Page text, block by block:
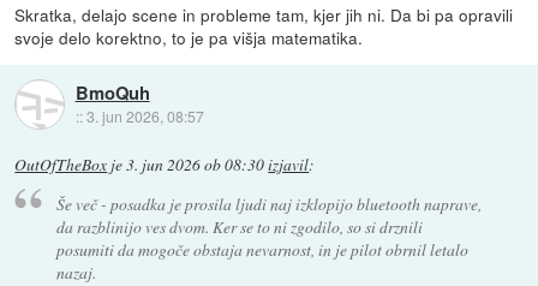
Skratka, delajo scene in probleme tam, kjer jih ni. Da bi pa opravili
svoje delo korektno, to je pa višja matematika.
BmoQuh
::3. jun 2026, 08:57
OutOfTheBox je3. jun 2026 ob 08:30izjavil:
Še več - posadka je prosila ljudi naj izklopijo bluetooth naprave,
da razblinijo ves dvom. Ker se to ni zgodilo, so si drznili
posumiti da mogoče obstaja nevarnost, in je pilot obrnil letalo
nazaj.